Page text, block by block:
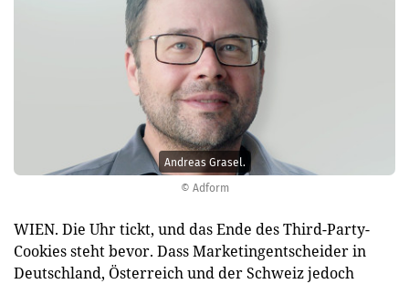
© Adform
Andreas Grasel.
WIEN. Die Uhr tickt, und das Ende des Third-Party-
Cookies steht bevor. Dass Marketingentscheider in
Deutschland, Österreich und der Schweiz jedoch